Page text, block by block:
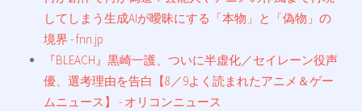
してしまう生成AIが曖昧にする「本物」と「偽物」の
境界 - fnn.jp
『BLEACH』黒崎一護、ついに半虚化／セイレーン役声
優、選考理由を告白【8／9よく読まれたアニメ＆ゲー
ムニュース】 - オリコンニュース